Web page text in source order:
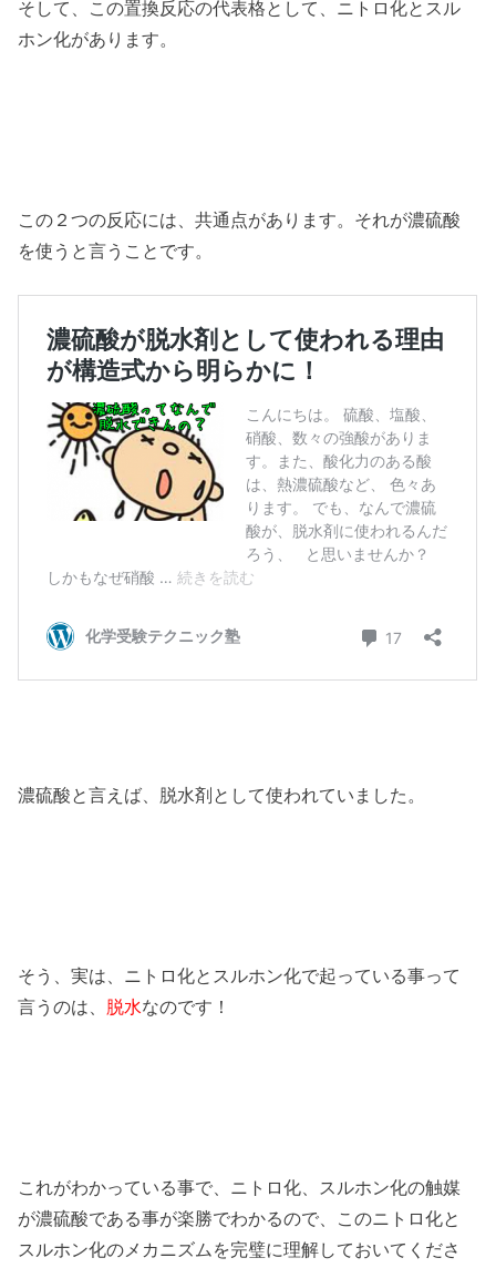
そして、この置換反応の代表格として、ニトロ化とスル
ホン化があります。
この２つの反応には、共通点があります。それが濃硫酸
を使うと言うことです。
濃硫酸と言えば、脱水剤として使われていました。
そう、実は、ニトロ化とスルホン化で起っている事って
言うのは、 脱水なのです！
これがわかっている事で、ニトロ化、スルホン化の触媒
が濃硫酸である事が楽勝でわかるので、このニトロ化と
スルホン化のメカニズムを完璧に理解しておいてくださ